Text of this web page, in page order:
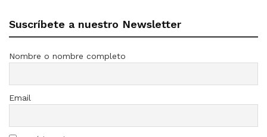
Suscríbete a nuestro Newsletter
Nombre o nombre completo
Email